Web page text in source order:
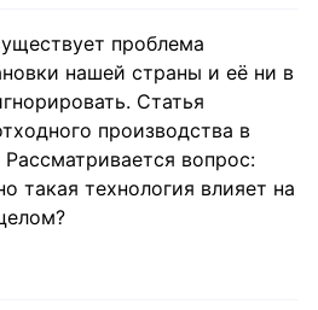
проблема
нашей страны и её ни в
Статья
производства в
вопрос:
такая технология влияет на